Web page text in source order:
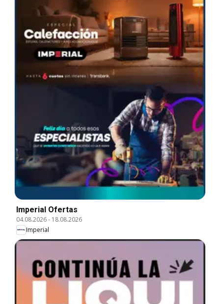
Imperial Ofertas
04.08.2026- 18.08.2026
Imperial